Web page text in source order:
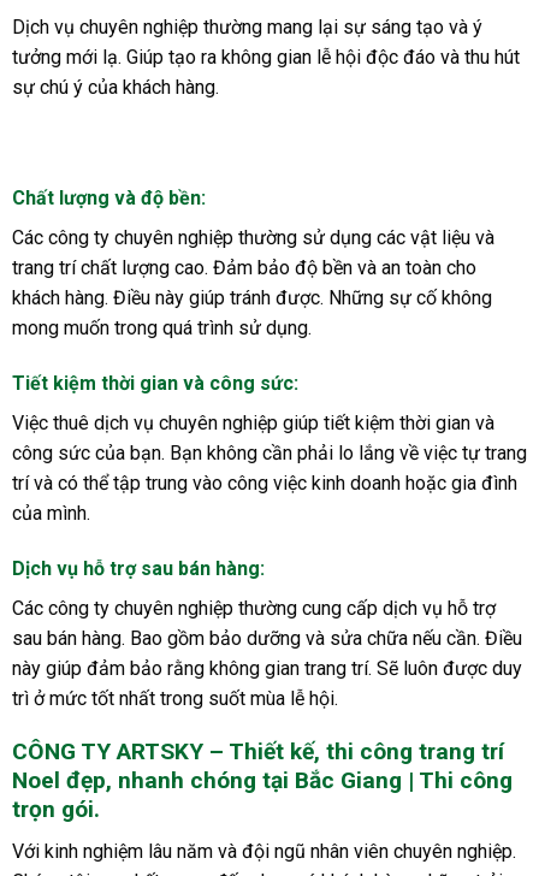
Dịch vụ chuyên nghiệp thường mang lại sự sáng tạo và ý
tưởng mới lạ. Giúp tạo ra không gian lễ hội độc đáo và thu hút
sự chú ý của khách hàng.
Chất lượng và độ bền:
Các công ty chuyên nghiệp thường sử dụng các vật liệu và
trang trí chất lượng cao. Đảm bảo độ bền và an toàn cho
khách hàng. Điều này giúp tránh được. Những sự cố không
mong muốn trong quá trình sử dụng.
Tiết kiệm thời gian và công sức:
Việc thuê dịch vụ chuyên nghiệp giúp tiết kiệm thời gian và
công sức của bạn. Bạn không cần phải lo lắng về việc tự trang
trí và có thể tập trung vào công việc kinh doanh hoặc gia đình
của mình.
Dịch vụ hỗ trợ sau bán hàng:
Các công ty chuyên nghiệp thường cung cấp dịch vụ hỗ trợ
sau bán hàng. Bao gồm bảo dưỡng và sửa chữa nếu cần. Điều
này giúp đảm bảo rằng không gian trang trí. Sẽ luôn được duy
trì ở mức tốt nhất trong suốt mùa lễ hội.
CÔNG TY ARTSKY – Thiết kế, thi công trang trí
Noel đẹp, nhanh chóng tại Bắc Giang | Thi công
trọn gói.
Với kinh nghiệm lâu năm và đội ngũ nhân viên chuyên nghiệp.